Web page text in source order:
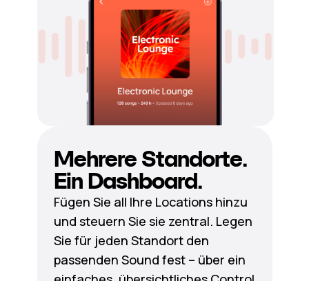
Mehrere Standorte.
Ein Dashboard.
Fügen Sie all Ihre Locations hinzu
und steuern Sie sie zentral. Legen
Sie für jeden Standort den
passenden Sound fest – über ein